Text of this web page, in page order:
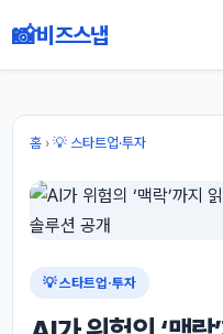
📸비즈스냅
홈› 💡 스타트업·투자
💡 스타트업·투자